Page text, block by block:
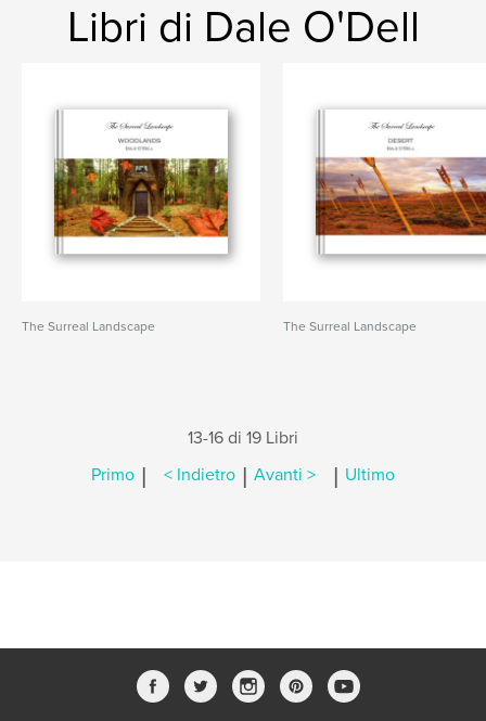
Libri di Dale O'Dell
The Surreal Landscape The Surreal Landscape
13-16 di 19 Libri
Primo | < Indietro | Avanti > | Ultimo